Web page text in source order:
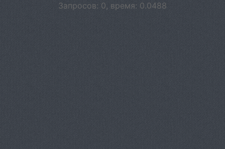
Запросов: 0, время: 0.0488